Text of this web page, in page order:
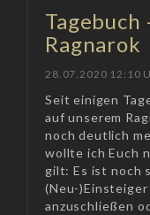
Ragnarok
28.07.2020 12:10
Seit einigen
auf unserem
noch deutlich
wollte ich Euch
gilt: Es ist noch
(Neu-
anzuschließen